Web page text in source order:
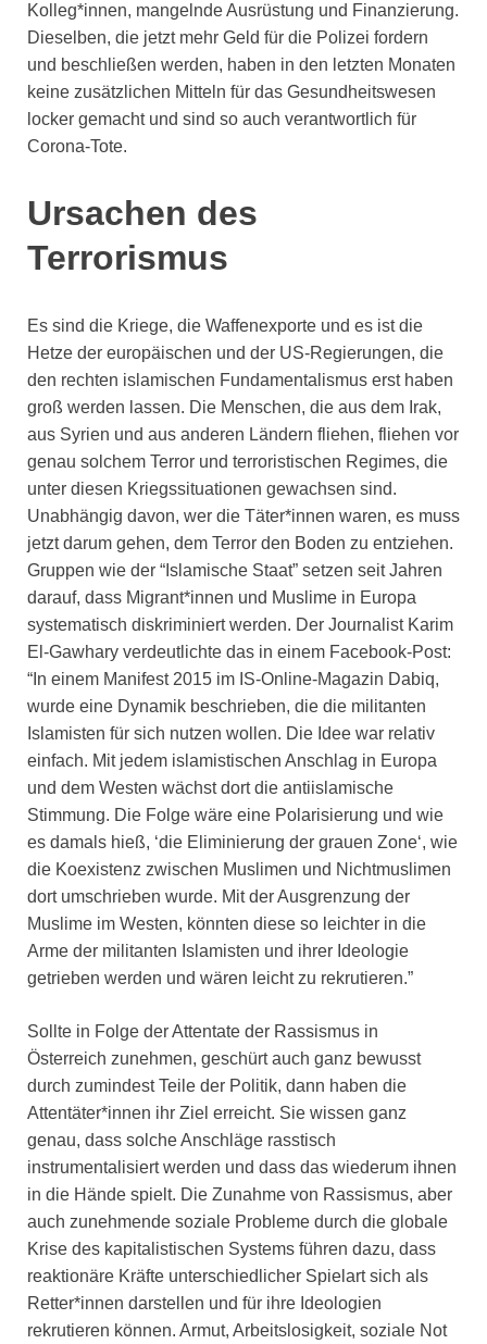
Kolleg*innen, mangelnde Ausrüstung und Finanzierung.
Dieselben, die jetzt mehr Geld für die Polizei fordern
und beschließen werden, haben in den letzten Monaten
keine zusätzlichen Mitteln für das Gesundheitswesen
locker gemacht und sind so auch verantwortlich für
Corona-Tote.
Ursachen des
Terrorismus
Es sind die Kriege, die Waffenexporte und es ist die
Hetze der europäischen und der US-Regierungen, die
den rechten islamischen Fundamentalismus erst haben
groß werden lassen. Die Menschen, die aus dem Irak,
aus Syrien und aus anderen Ländern fliehen, fliehen vor
genau solchem Terror und terroristischen Regimes, die
unter diesen Kriegssituationen gewachsen sind.
Unabhängig davon, wer die Täter*innen waren, es muss
jetzt darum gehen, dem Terror den Boden zu entziehen.
Gruppen wie der “Islamische Staat” setzen seit Jahren
darauf, dass Migrant*innen und Muslime in Europa
systematisch diskriminiert werden. Der Journalist Karim
El-Gawhary verdeutlichte das in einem Facebook-Post:
“In einem Manifest 2015 im IS-Online-Magazin Dabiq,
wurde eine Dynamik beschrieben, die die militanten
Islamisten für sich nutzen wollen. Die Idee war relativ
einfach. Mit jedem islamistischen Anschlag in Europa
und dem Westen wächst dort die antiislamische
Stimmung. Die Folge wäre eine Polarisierung und wie
es damals hieß, ‘die Eliminierung der grauen Zone‘, wie
die Koexistenz zwischen Muslimen und Nichtmuslimen
dort umschrieben wurde. Mit der Ausgrenzung der
Muslime im Westen, könnten diese so leichter in die
Arme der militanten Islamisten und ihrer Ideologie
getrieben werden und wären leicht zu rekrutieren.”
Sollte in Folge der Attentate der Rassismus in
Österreich zunehmen, geschürt auch ganz bewusst
durch zumindest Teile der Politik, dann haben die
Attentäter*innen ihr Ziel erreicht. Sie wissen ganz
genau, dass solche Anschläge rasstisch
instrumentalisiert werden und dass das wiederum ihnen
in die Hände spielt. Die Zunahme von Rassismus, aber
auch zunehmende soziale Probleme durch die globale
Krise des kapitalistischen Systems führen dazu, dass
reaktionäre Kräfte unterschiedlicher Spielart sich als
Retter*innen darstellen und für ihre Ideologien
rekrutieren können. Armut, Arbeitslosigkeit, soziale Not